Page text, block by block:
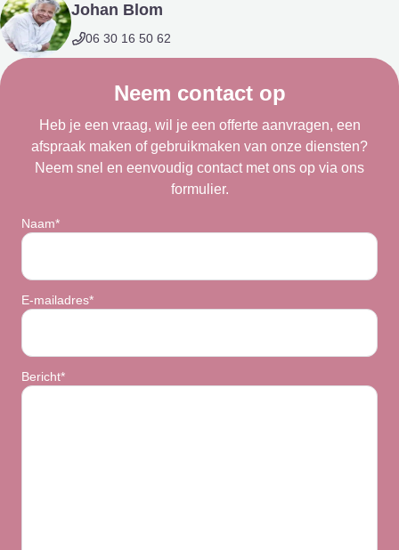
Johan Blom
06 30 16 50 62
Neem contact op
Heb je een vraag, wil je een offerte aanvragen, een
afspraak maken of gebruikmaken van onze diensten?
Neem snel en eenvoudig contact met ons op via ons
formulier.
Naam*
E-mailadres*
Bericht*